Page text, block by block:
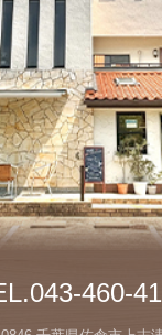
460-